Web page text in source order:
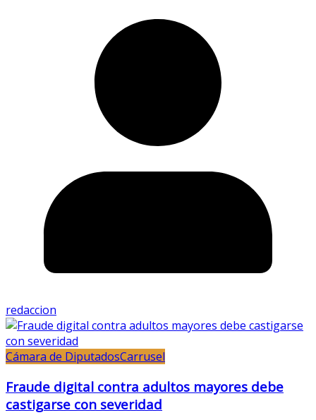
redaccion
Cámara de DiputadosCarrusel
Fraude digital contra adultos mayores debe
castigarse con severidad